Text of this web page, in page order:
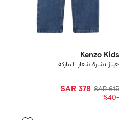
Kenzo Kids
جينز بشارة شعار الماركة
SAR 615
SAR 378
-%40